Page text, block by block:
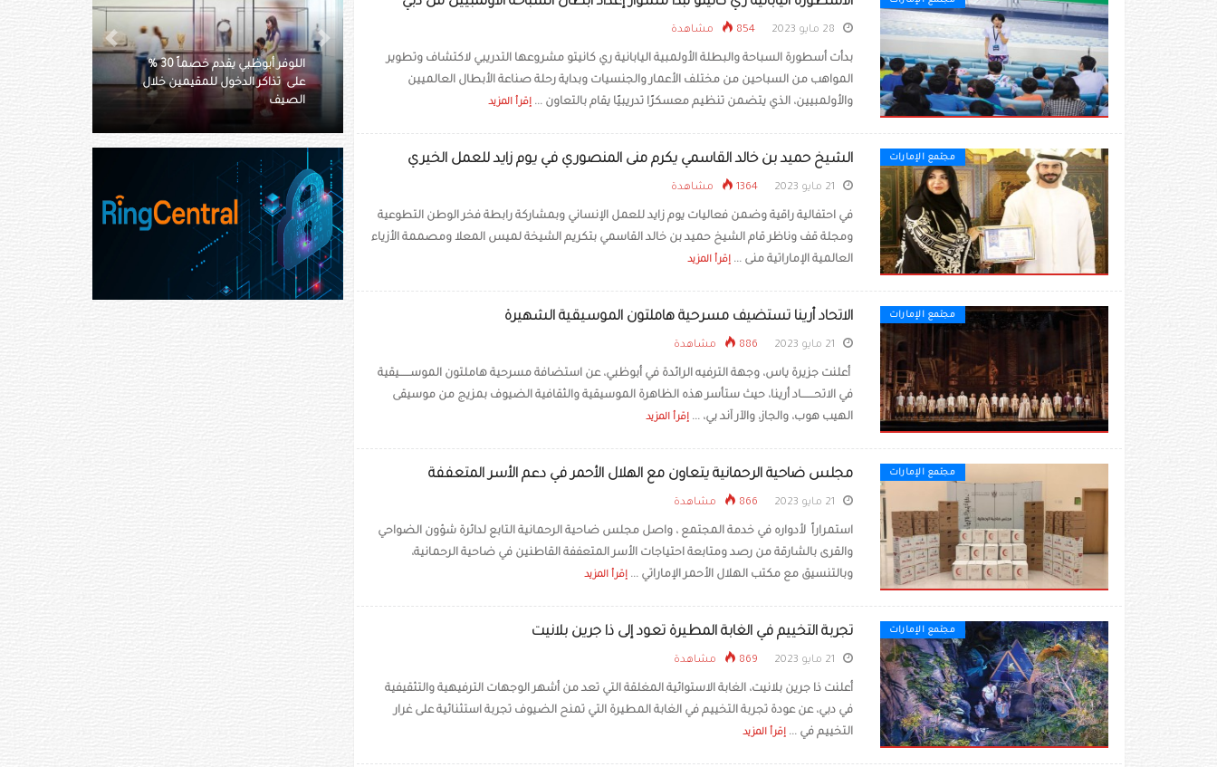
854 مشاهدة
بدأت أسطورة السباحة والبطلة الأولمبية اليابانية ري كانيتو مشروعها التدريبي لاكتشاف وتطوير
المواهب من السباحين من مختلف الأعمار والجنسيات وبداية رحلة صناعة الأبطال العالميين
والأولمبيين، الذي يتضمن تنظيم معسكرًا تدريبيًا يقام بالتعاون ... إقرأ المزيد
مجتمع الإمارات الشيخ حميد بن خالد القاسمي يكرم منى المنصوري في يوم زايد للعمل الخيري
1364 مشاهدة
في احتفالية راقية وضمن فعاليات يوم زايد للعمل الإنساني وبمشاركة رابطة فخر الوطن التطوعية
ومجلة قف وناظر قام الشيخ حميد بن خالد القاسمي بتكريم الشيخة لميس المعلا ومصممة الأزياء
العالمية الإماراتية منى ... إقرأ المزيد
مجتمع الإمارات الاتحاد أرينا تستضيف مسرحية هاملتون الموسيقية الشهيرة
886 مشاهدة
أعلنت جزيرة ياس، وجهة الترفيه الرائدة في أبوظبي، عن استضافة مسرحية هاملتون الموســــــيقية
في الاتحـــــــاد أرينا، حيث ستأسر هذه الظاهرة الموسيقية والثقافية الضيوف بمزيج من موسيقى
الهيب هوب، والجاز، والآر آند بي، ... إقرأ المزيد
مجتمع الإمارات مجلس ضاحية الرحمانية يتعاون مع الهلال الأحمر في دعم الأسر المتعففة
866 مشاهدة
استمراراً لأدواره في خدمة المجتمع ، واصل مجلس ضاحية الرحمانية التابع لدائرة شؤون الضواحي
والقرى بالشارقة من رصد ومتابعة احتياجات الأسر المتعففة القاطنين في ضاحية الرحمانية،
وبالتنسيق مع مكتب الهلال الأحمر الإماراتي ... إقرأ المزيد
مجتمع الإمارات تجربة التخييم في الغابة المطيرة تعود إلى ذا جرين بلانيت
869 مشاهدة
أعلنت ذا جرين بلانيت، الغابة الاستوائية المغلقة التي تعد من أشهر الوجهات الترفيهية والتثقيفية
في دبي، عن عودة تجربة التخييم في الغابة المطيرة التي تمنح الضيوف تجربة استثنائية على غرار
التخييم في ... إقرأ المزيد
اللوفر أبوظبي يقدم خصماً 30 %
على تذاكر الدخول للمقيمين خلال
الصيف
أسيكس تستعرض آفاق رياضة
التنس في دبي عبر فعالية استثنائية
في متحف المستقبل
Previous
Next